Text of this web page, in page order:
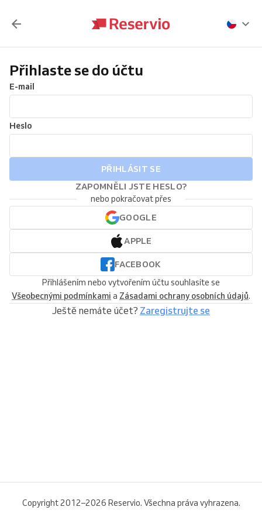
Přihlaste se do účtu
E-mail
Heslo
PŘIHLÁSIT SE
ZAPOMNĚLI JSTE HESLO?
nebo pokračovat přes
GOOGLE
APPLE
FACEBOOK
Přihlášením nebo vytvořením účtu souhlasíte se
Všeobecnými podmínkami a Zásadami ochrany osobních údajů.
Ještě nemáte účet? Zaregistrujte se
Copyright 2012–2026 Reservio. Všechna práva vyhrazena.